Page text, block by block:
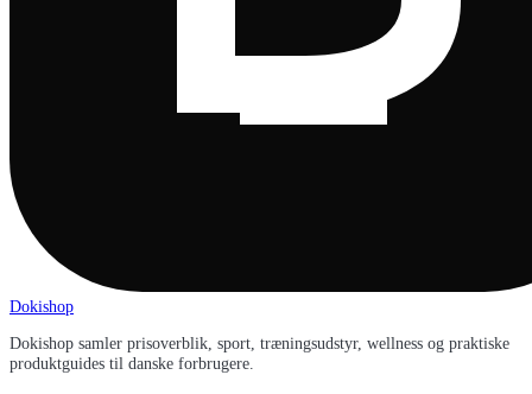
Dokishop
Dokishop samler prisoverblik, sport, træningsudstyr, wellness og praktiske
produktguides til danske forbrugere.